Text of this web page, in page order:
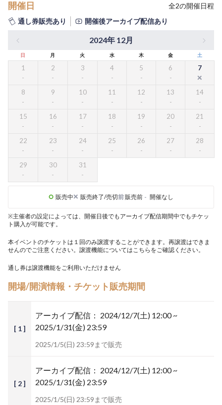
開催日 全2の開催日程
通し券販売あり
開催後アーカイブ配信あり
2024年 12月
日 月 火 水 木 金 土
1 2 3 4 5 6 7
8 9 10 11 12 13 14
15 16 17 18 19 20 21
22 23 24 25 26 27 28
29 30 31
販売中 販売終了/売切前販売前 - 開催なし
※主催者の設定によっては、開催日後でもアーカイブ配信期間中でもチケッ
ト購入が可能です。
本イベントのチケットは１回のみ譲渡することができます。再譲渡はできま
せんのでご注意ください。譲渡機能についてはこちら をご確認ください。
通し券は譲渡機能をご利用いただけません
開場/開演情報・チケット販売期間
[ 1 ]
アーカイブ配信： 2024/12/7(土) 12:00 ~
2025/1/31(金) 23:59
2025/1/5(日) 23:59まで販売
[ 2 ]
アーカイブ配信： 2024/12/7(土) 12:00 ~
2025/1/31(金) 23:59
2025/1/5(日) 23:59まで販売